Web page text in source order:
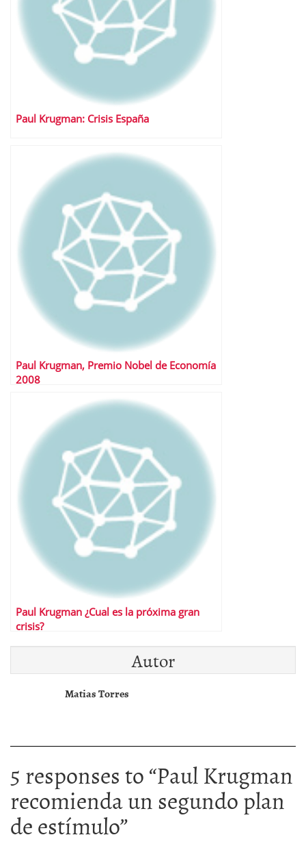
Paul Krugman: Crisis España
Paul Krugman, Premio Nobel de Economía
2008
Paul Krugman ¿Cual es la próxima gran
crisis?
Autor
Matias Torres
5 responses to “Paul Krugman
recomienda un segundo plan
de estímulo”